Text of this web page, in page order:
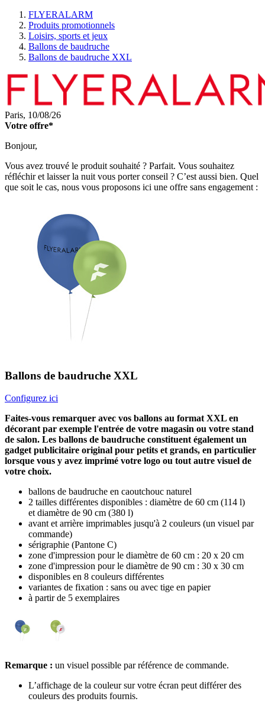
FLYERALARM
Produits promotionnels
Loisirs, sports et jeux
Ballons de baudruche
Ballons de baudruche XXL
Paris, 10/08/26
Votre offre*
Bonjour,
Vous avez trouvé le produit souhaité ? Parfait. Vous souhaitez
réfléchir et laisser la nuit vous porter conseil ? C’est aussi bien. Quel
que soit le cas, nous vous proposons ici une offre sans engagement :
Ballons de baudruche XXL
Configurez ici
Faites-vous remarquer avec vos ballons au format XXL en
décorant par exemple l'entrée de votre magasin ou votre stand
de salon. Les ballons de baudruche constituent également un
gadget publicitaire original pour petits et grands, en particulier
lorsque vous y avez imprimé votre logo ou tout autre visuel de
votre choix.
ballons de baudruche en caoutchouc naturel
2 tailles différentes disponibles : diamètre de 60 cm (114 l)
et diamètre de 90 cm (380 l)
avant et arrière imprimables jusqu'à 2 couleurs (un visuel par
commande)
sérigraphie (Pantone C)
zone d'impression pour le diamètre de 60 cm : 20 x 20 cm
zone d'impression pour le diamètre de 90 cm : 30 x 30 cm
disponibles en 8 couleurs différentes
variantes de fixation : sans ou avec tige en papier
à partir de 5 exemplaires
Remarque : un visuel possible par référence de commande.
L’affichage de la couleur sur votre écran peut différer des
couleurs des produits fournis.